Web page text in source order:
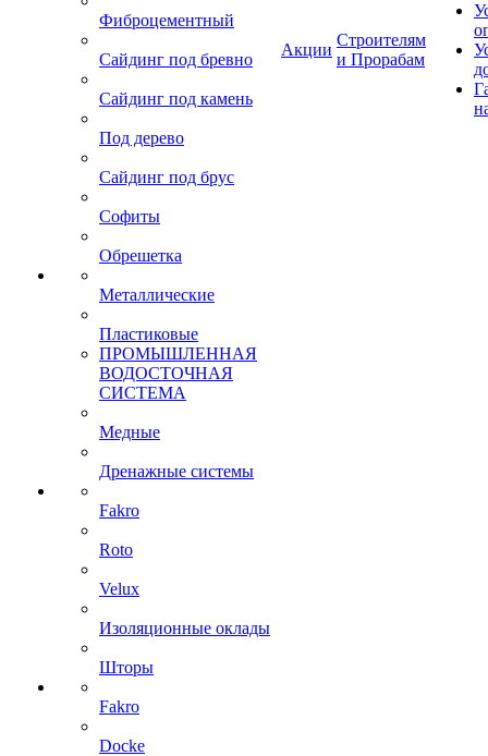
Фиброцементный
Сайдинг под бревно
Сайдинг под камень
Под дерево
Сайдинг под брус
Софиты
Обрешетка
Металлические
Пластиковые
ПРОМЫШЛЕННАЯ
ВОДОСТОЧНАЯ
СИСТЕМА
Медные
Дренажные системы
Fakro
Roto
Velux
Изоляционные оклады
Шторы
Fakro
Docke
Акции
Строителям
и Прорабам